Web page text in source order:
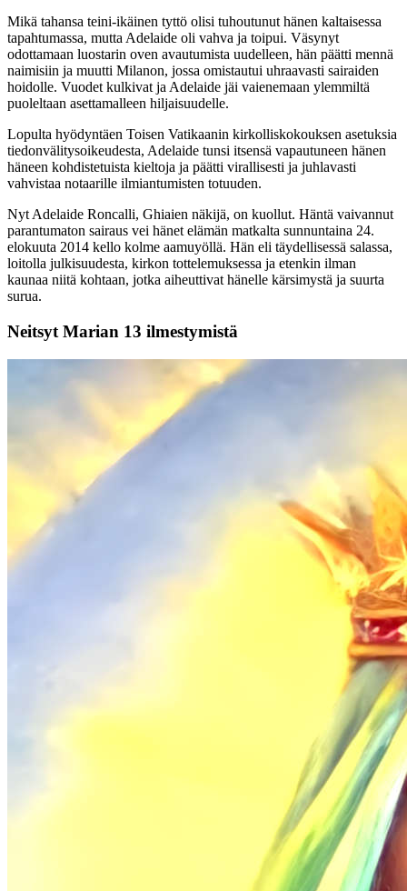
Mikä tahansa teini-ikäinen tyttö olisi tuhoutunut hänen kaltaisessa
tapahtumassa, mutta Adelaide oli vahva ja toipui. Väsynyt
odottamaan luostarin oven avautumista uudelleen, hän päätti mennä
naimisiin ja muutti Milanon, jossa omistautui uhraavasti sairaiden
hoidolle. Vuodet kulkivat ja Adelaide jäi vaienemaan ylemmiltä
puoleltaan asettamalleen hiljaisuudelle.
Lopulta hyödyntäen Toisen Vatikaanin kirkolliskokouksen asetuksia
tiedonvälitysoikeudesta, Adelaide tunsi itsensä vapautuneen hänen
häneen kohdistetuista kieltoja ja päätti virallisesti ja juhlavasti
vahvistaa notaarille ilmiantumisten totuuden.
Nyt Adelaide Roncalli, Ghiaien näkijä, on kuollut. Häntä vaivannut
parantumaton sairaus vei hänet elämän matkalta sunnuntaina 24.
elokuuta 2014 kello kolme aamuyöllä. Hän eli täydellisessä salassa,
loitolla julkisuudesta, kirkon tottelemuksessa ja etenkin ilman
kaunaa niitä kohtaan, jotka aiheuttivat hänelle kärsimystä ja suurta
surua.
Neitsyt Marian 13 ilmestymistä